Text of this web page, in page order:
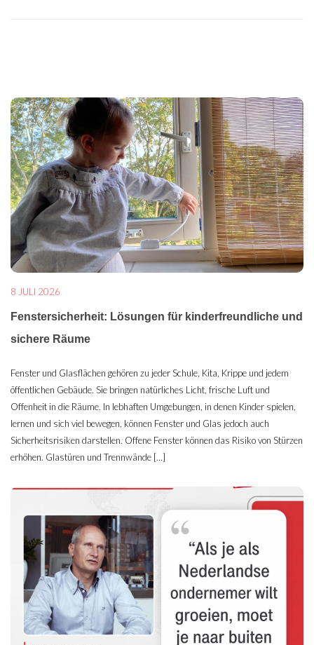
8 JULI 2026
Fenstersicherheit: Lösungen für kinderfreundliche und
sichere Räume
Fenster und Glasflächen gehören zu jeder Schule, Kita, Krippe und jedem
öffentlichen Gebäude. Sie bringen natürliches Licht, frische Luft und
Offenheit in die Räume. In lebhaften Umgebungen, in denen Kinder spielen,
lernen und sich viel bewegen, können Fenster und Glas jedoch auch
Sicherheitsrisiken darstellen. Offene Fenster können das Risiko von Stürzen
erhöhen. Glastüren und Trennwände […]